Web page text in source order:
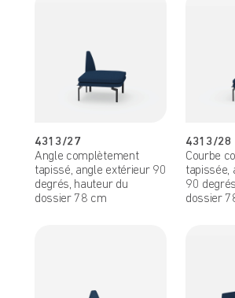
4313/27
Angle complètement
tapissé, angle extérieur 90
degrés, hauteur du
dossier 78 cm
4313/28
Courbe
tapissée,
90
dossier